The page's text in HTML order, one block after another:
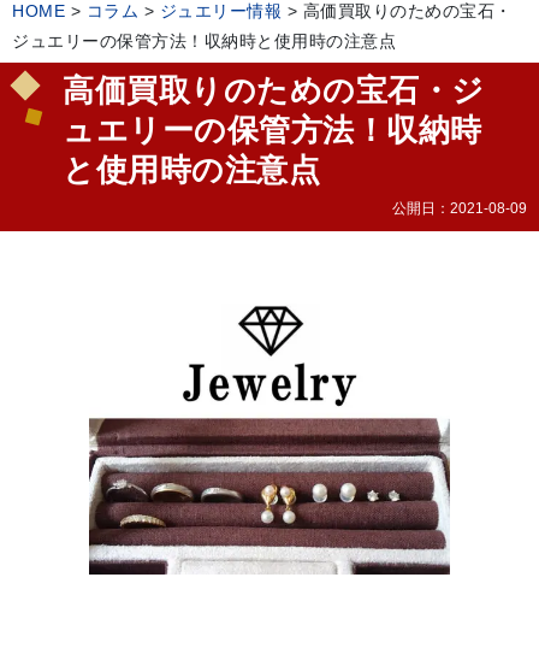
HOME > コラム > ジュエリー情報 > 高価買取りのための宝石・
ジュエリーの保管方法！収納時と使用時の注意点
高価買取りのための宝石・ジ
ュエリーの保管方法！収納時
と使用時の注意点
公開日： 2021-08-09